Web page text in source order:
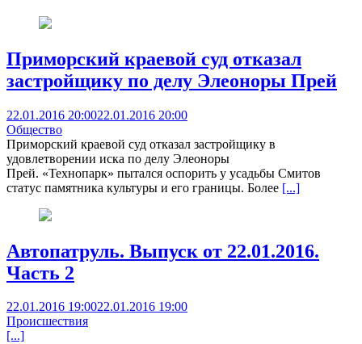
Приморский краевой суд отказал
застройщику по делу Элеоноры Прей
22.01.2016 20:0022.01.2016 20:00
Общество
Приморский краевой суд отказал застройщику в
удовлетворении иска по делу Элеоноры
Прей. «Технопарк» пытался оспорить у усадьбы Смитов
статус памятника культуры и его границы. Более [...]
Автопатруль. Выпуск от 22.01.2016.
Часть 2
22.01.2016 19:0022.01.2016 19:00
Происшествия
[...]